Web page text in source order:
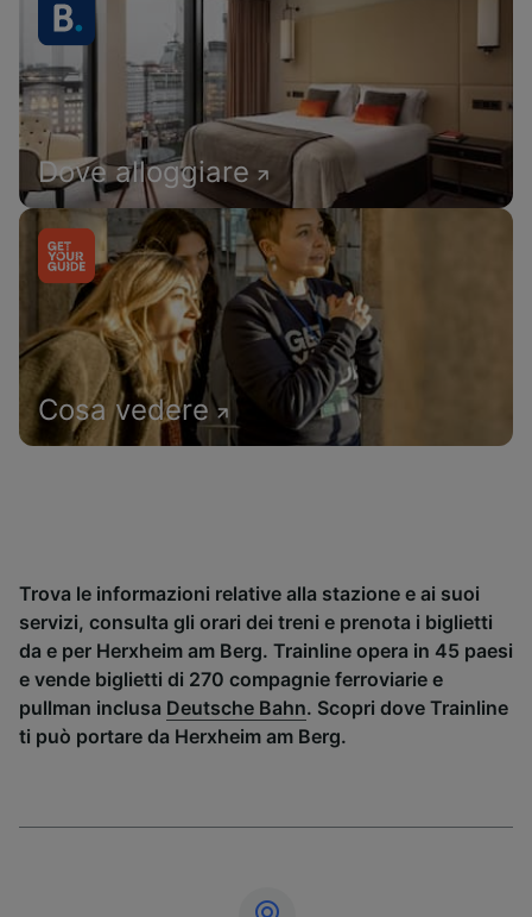
Dove alloggiare
Cosa vedere
Trova le informazioni relative alla stazione e ai suoi
servizi, consulta gli orari dei treni e prenota i biglietti
da e per Herxheim am Berg. Trainline opera in 45 paesi
e vende biglietti di 270 compagnie ferroviarie e
pullman inclusa Deutsche Bahn. Scopri dove Trainline
ti può portare da Herxheim am Berg.